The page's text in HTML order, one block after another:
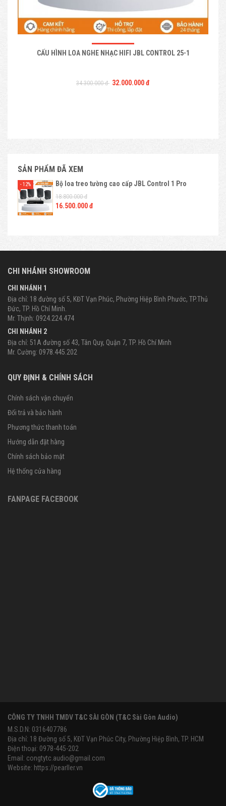
CẤU HÌNH LOA NGHE NHẠC HIFI JBL CONTROL 25-1
34.300.000 đ 32.000.000 đ
SẢN PHẨM ĐÃ XEM
Bộ loa treo tường cao cấp JBL Control 1 Pro
18.800.000 đ
16.500.000 đ
- 12%
CHI NHÁNH SHOWROOM
CHI NHÁNH 1
Địa chỉ: 18 đường số 5, KĐT Vạn Phúc, Phường Hiệp Bình Phước, TP.Thủ
Đức, TP. Hồ Chí Minh.
Mr. Thịnh: 0924.224.474
CHI NHÁNH 2
Địa chỉ: 51A đường số 43, Tân Quy, Quận 7, TP. Hồ Chí Minh
Mr. Cường: 0978.445.202
QUY ĐỊNH & CHÍNH SÁCH
Chính sách vận chuyển
Đổi trả và bảo hành
Phương thức thanh toán
Hướng dẫn đặt hàng
Chính sách bảo mật
Hệ thống cửa hàng
FANPAGE FACEBOOK
CÔNG TY TNHH TMDV T&C SÀI GÒN (T&C Sài Gòn Audio)
M.S.D.N: 0316407786
Địa chỉ: 18 Đường số 5, KĐT Vạn Phúc City, Phường Hiệp Bình, TP. HCM
Điện thoại: 0978-445-202
Email: congtytc.audio@gmail.com
Website: https://pearller.vn